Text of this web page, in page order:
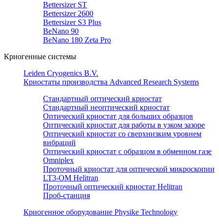
Bettersizer ST
Bettersizer 2600
Bettersizer S3 Plus
BeNano 90
BeNano 180 Zeta Pro
Криогенные системы
Leiden Cryogenics B.V.
Криостаты производства Advanced Research Systems
Стандартный оптический криостат
Стандартный неоптический криостат
Оптический криостат для больших образцов
Оптический криостат для работы в узком зазоре
Оптический криостат со сверхнизким уровнем
вибраций
Оптический криостат с образцом в обменном газе
Omniplex
Проточный криостат для оптической микроскопии
LT3-OM Helitran
Проточный оптический криостат Helitran
Проб-станция
Криогенное оборудование Physike Technology